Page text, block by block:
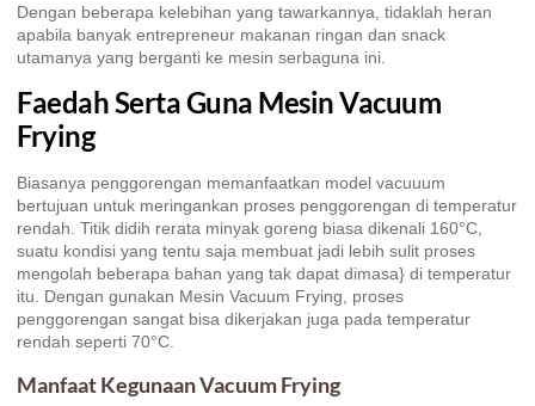
Dengan beberapa kelebihan yang tawarkannya, tidaklah heran
apabila banyak entrepreneur makanan ringan dan snack
utamanya yang berganti ke mesin serbaguna ini.
Faedah Serta Guna Mesin Vacuum
Frying
Biasanya penggorengan memanfaatkan model vacuuum
bertujuan untuk meringankan proses penggorengan di temperatur
rendah. Titik didih rerata minyak goreng biasa dikenali 160°C,
suatu kondisi yang tentu saja membuat jadi lebih sulit proses
mengolah beberapa bahan yang tak dapat dimasa} di temperatur
itu. Dengan gunakan Mesin Vacuum Frying, proses
penggorengan sangat bisa dikerjakan juga pada temperatur
rendah seperti 70°C.
Manfaat Kegunaan Vacuum Frying